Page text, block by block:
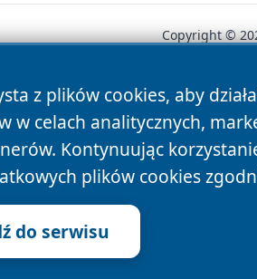
z plików cookies, aby
w celach analitycznych,
Kontynuując
plików cookies
do serwisu
Copyright ©
News